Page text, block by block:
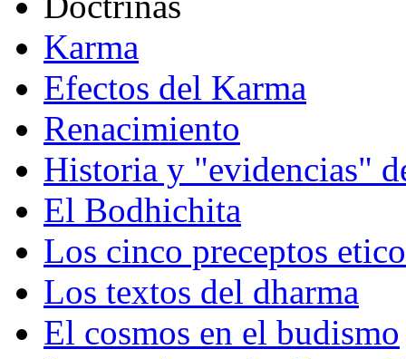
Karma
Efectos del Karma
Renacimiento
Historia y "evidencias"
El Bodhichita
Los cinco preceptos
Los textos del dharma
El cosmos en el budismo